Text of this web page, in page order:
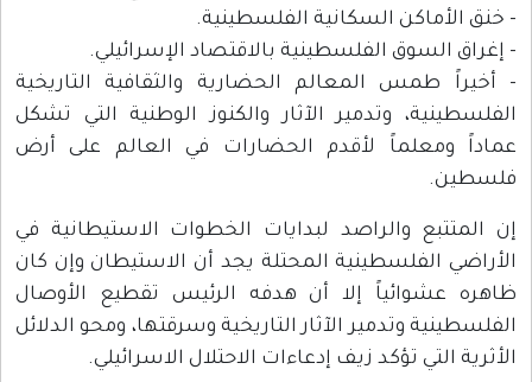
- خنق الأماكن السكانية الفلسطينية.
- إغراق السوق الفلسطينية بالاقتصاد الإسرائيلي.
- أخيراً طمس المعالم الحضارية والثقافية التاريخية
الفلسطينية، وتدمير الآثار والكنوز الوطنية التي تشكل
عماداً ومعلماً لأقدم الحضارات في العالم على أرض
فلسطين.
إن المتتبع والراصد لبدايات الخطوات الاستيطانية في
الأراضي الفلسطينية المحتلة يجد أن الاستيطان وإن كان
ظاهره عشوائياً إلا أن هدفه الرئيس تقطيع الأوصال
الفلسطينية وتدمير الآثار التاريخية وسرقتها، ومحو الدلائل
الأثرية التي تؤكد زيف إدعاءات الاحتلال الاسرائيلي.